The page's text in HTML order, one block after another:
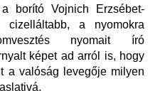
borító Vojnich Erzsébet-
cizelláltabb, a nyomokra
nyomait író
képet ad arról is, hogy
a valóság levegője milyen